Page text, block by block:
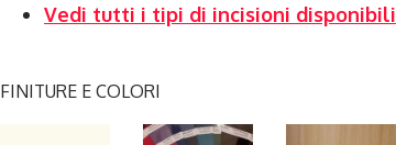
Vedi tutti i tipi di incisioni disponibili
FINITURE E COLORI